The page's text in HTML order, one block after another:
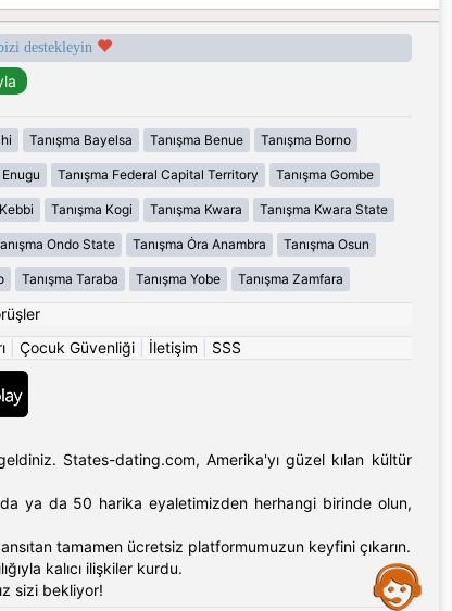
destekleyin
Tanışma Bayelsa Tanışma Benue Tanışma Borno
Enugu Tanışma Federal Capital Territory Tanışma Gombe
Tanışma Kogi Tanışma Kwara Tanışma Kwara State
Ondo State Tanışma Ȯra Anambra Tanışma Osun
Tanışma Taraba Tanışma Yobe Tanışma Zamfara
Çocuk Güvenliği İletişim SSS
States-dating.com, Amerika'yı güzel kılan kültür
ya da 50 harika eyaletimizden herhangi birinde olun,
tamamen ücretsiz platformumuzun keyfini çıkarın.
kalıcı ilişkiler kurdu.
sizi bekliyor!
Assistance